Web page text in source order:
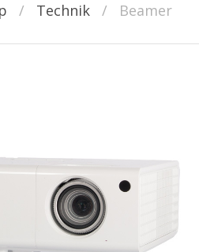
/ Technik / Beamer